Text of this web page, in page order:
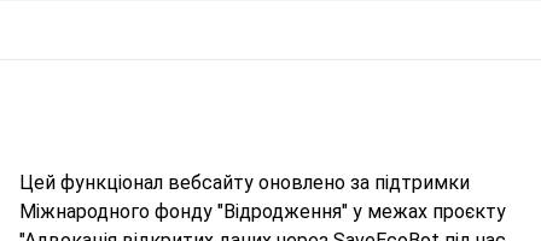
Цей функціонал вебсайту оновлено за підтримки
Міжнародного фонду "Відродження" у межах проєкту